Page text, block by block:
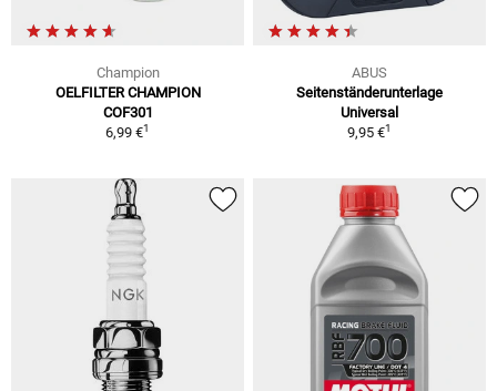
Champion
OELFILTER CHAMPION
COF301
6,99 €1
ABUS
Seitenständerunterlage
Universal
9,95 €1